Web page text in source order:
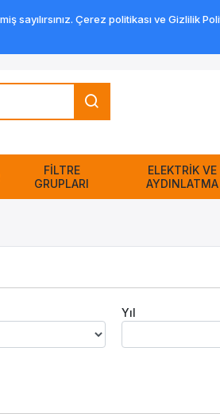
FİLTRE
GRUPLARI
ELEKTRİK VE
AYDINLATMA
Yıl
Çerez politikası ve Gizlilik